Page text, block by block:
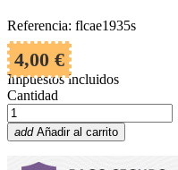
Referencia: flcae1935s
4,00 €
Impuestos incluidos
Cantidad
add Añadir al carrito